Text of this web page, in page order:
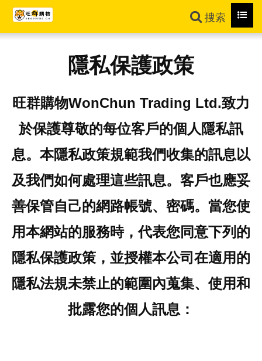
搜索
隱私保護政策
旺群購物WonChun Trading Ltd.致力
於保護尊敬的每位客戶的個人隱私訊
息。本隱私政策規範我們收集的訊息以
及我們如何處理這些訊息。客戶也應妥
善保管自己的網路帳號、密碼。當您使
用本網站的服務時，代表您同意下列的
隱私保護政策，並授權本公司在適用的
隱私法規未禁止的範圍內蒐集、使用和
批露您的個人訊息：